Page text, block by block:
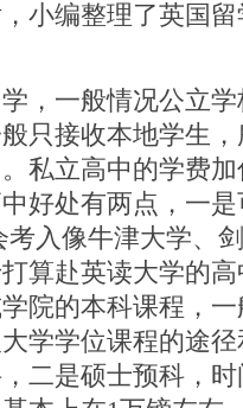
小编整理了英国
一般情况公立学
只接收本地学生
私立高中的学费
好处有两点，一
入像牛津大学、
算赴英读大学的
院的本科课程，
学学位课程的途
二是硕士预科，